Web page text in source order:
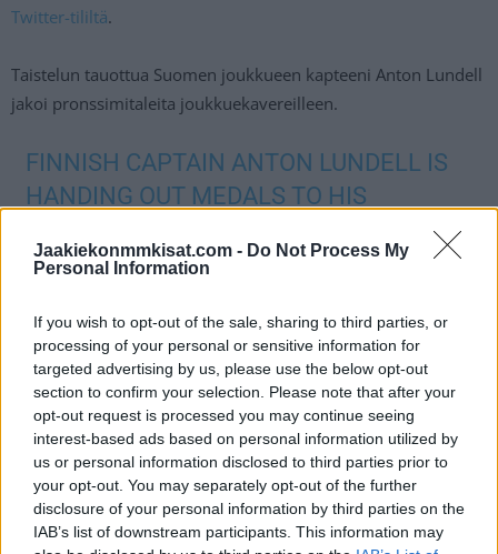
Jaakiekonmmkisat.com - Do Not Process My
Personal Information
If you wish to opt-out of the sale, sharing to third parties, or
processing of your personal or sensitive information for
targeted advertising by us, please use the below opt-out
section to confirm your selection. Please note that after your
opt-out request is processed you may continue seeing
interest-based ads based on personal information utilized by
us or personal information disclosed to third parties prior to
your opt-out. You may separately opt-out of the further
disclosure of your personal information by third parties on the
IAB’s list of downstream participants. This information may
Twitter-tililtä.
Taistelun tauottua Suomen joukkueen kapteeni Anton Lundell
jakoi pronssimitaleita joukkuekavereilleen.
FINNISH CAPTAIN ANTON LUNDELL IS
HANDING OUT MEDALS TO HIS
PIC.TWITTER.COM/PQAPPQPVAL
— TSN (@TSN_SPORTS)JANUARY 6,
2021
Jos twiitti ei näy laitteellasi voit katsoa sen suoraanTSN:n
Twitter-tililtä.
Ensi vuoden Nuorten U20 MM-kisoissa Nuorten Leijonien tie
mitalipeleihin ei ole yhtään sen helpompi, mitä se oli tänä